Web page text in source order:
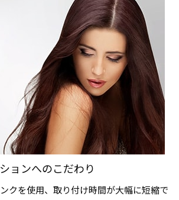
ョンへの こだわり
クを使用、取り付け時間が大幅に短縮で